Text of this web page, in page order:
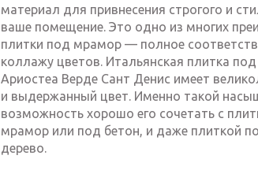
материал для привнесения строгого и
ваше помещение. Это одно из многих
плитки под мрамор — полное
коллажу цветов. Итальянская плитка
Ариостеа Верде Сант Денис имеет
и выдержанный цвет. Именно такой
возможность хорошо его сочетать с
мрамор или под бетон, и даже плиткой
дерево.